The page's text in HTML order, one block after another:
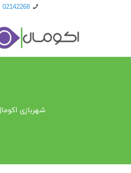
02142268
شهربازی